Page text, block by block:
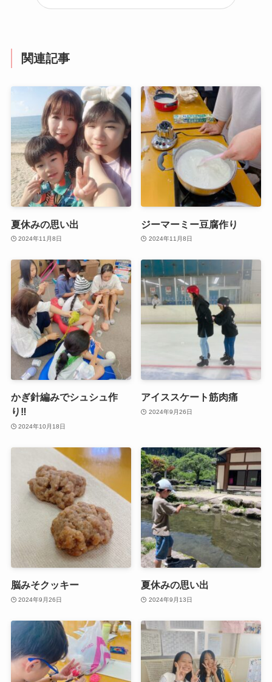
関連記事
夏休みの思い出
2024年11月8日
ジーマーミー豆腐作り
2024年11月8日
かぎ針編みでシュシュ作
り‼
2024年10月18日
アイススケート筋肉痛
2024年9月26日
脳みそクッキー
2024年9月26日
夏休みの思い出
2024年9月13日